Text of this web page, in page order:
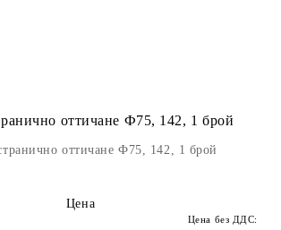
оттичане Ф75, 142, 1 брой
оттичане Ф75, 142, 1 брой
Цена
Цена без ДДС: